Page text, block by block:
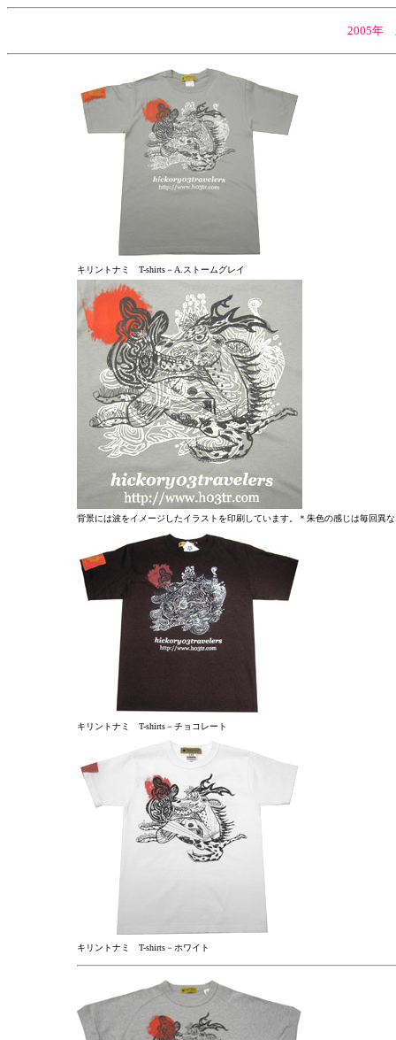
2005年
キリントナミ T-shirts－A.ストームグレイ
背景には波をイメージしたイラストを印刷しています。＊朱色の感じは毎回異
キリントナミ T-shirts－チョコレート
キリントナミ T-shirts－ホワイト